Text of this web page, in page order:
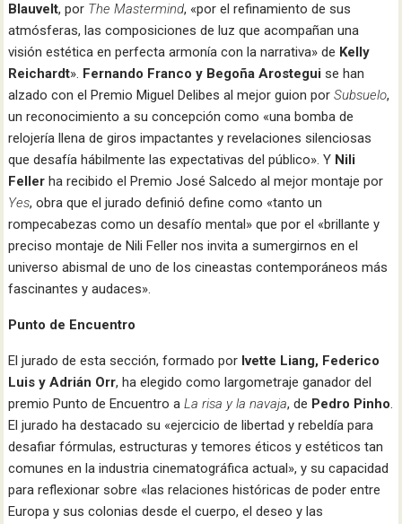
Blauvelt, por The Mastermind, «por el refinamiento de sus
atmósferas, las composiciones de luz que acompañan una
visión estética en perfecta armonía con la narrativa» de Kelly
Reichardt». Fernando Franco y Begoña Arostegui se han
alzado con el Premio Miguel Delibes al mejor guion porSubsuelo,
un reconocimiento a su concepción como «una bomba de
relojería llena de giros impactantes y revelaciones silenciosas
que desafía hábilmente las expectativas del público». Y Nili
Feller ha recibido el Premio José Salcedo al mejor montaje por
Yes, obra que el jurado definió define como «tanto un
rompecabezas como un desafío mental» que por el «brillante y
preciso montaje de Nili Feller nos invita a sumergirnos en el
universo abismal de uno de los cineastas contemporáneos más
fascinantes y audaces».
Punto de Encuentro
El jurado de esta sección, formado por Ivette Liang, Federico
Luis y Adrián Orr, ha elegido como largometraje ganador del
premio Punto de Encuentro aLa risa y la navaja, de Pedro Pinho.
El jurado ha destacado su «ejercicio de libertad y rebeldía para
desafiar fórmulas, estructuras y temores éticos y estéticos tan
comunes en la industria cinematográfica actual», y su capacidad
para reflexionar sobre «las relaciones históricas de poder entre
Europa y sus colonias desde el cuerpo, el deseo y las